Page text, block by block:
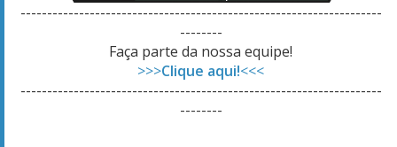
--------------------------------------------------------------------
--------
Faça parte da nossa equipe!
>>>Clique aqui!<<<
--------------------------------------------------------------------
--------